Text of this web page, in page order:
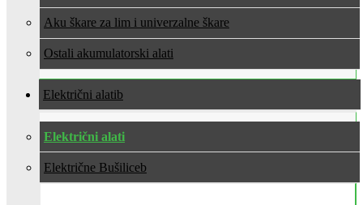
Aku škare za lim i univerzalne škare
Ostali akumulatorski alati
Električni alati
Električni alati
Električne Bušilice